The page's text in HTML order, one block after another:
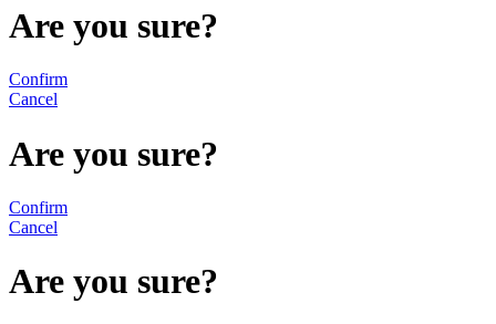
Are you sure?
Confirm
Cancel
Are you sure?
Confirm
Cancel
Are you sure?